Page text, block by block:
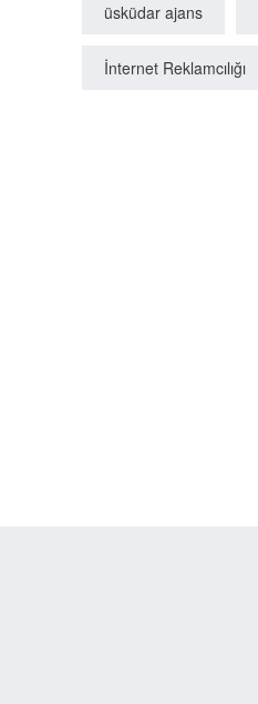
üsküdar ajans
İnternet Reklamcılığı